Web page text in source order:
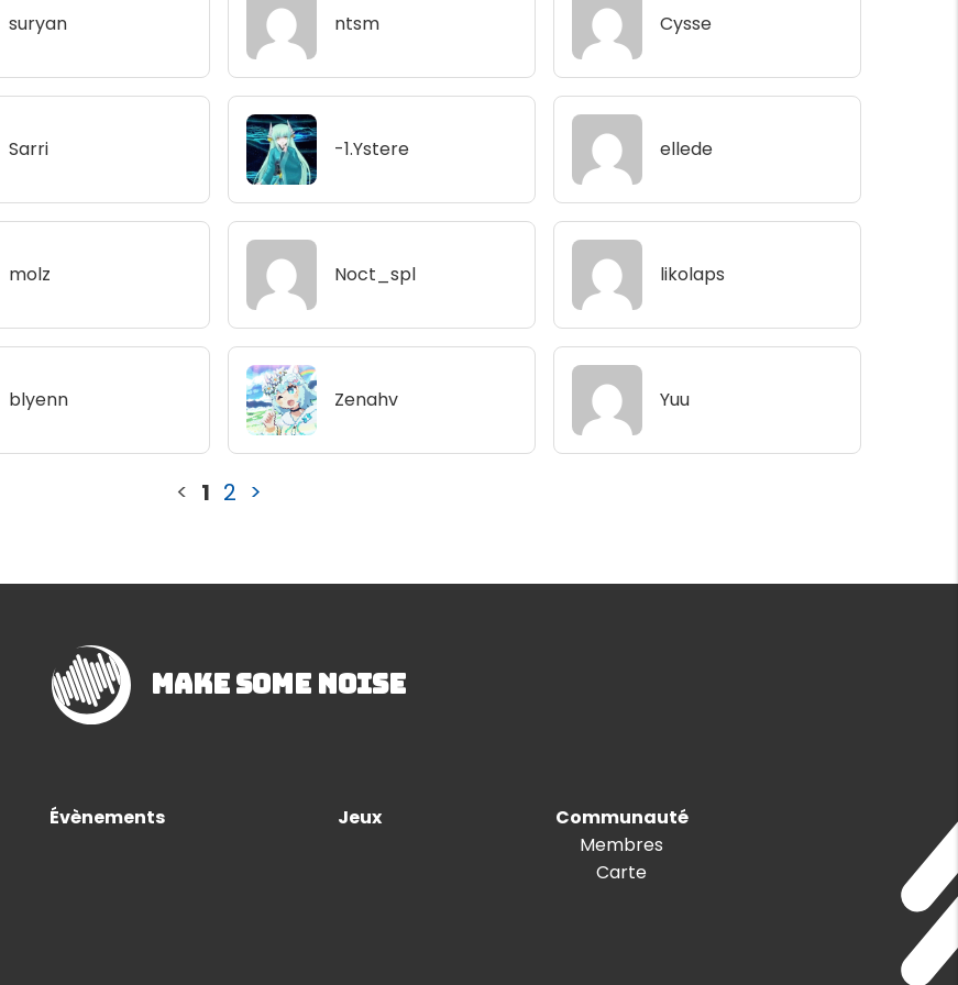
suryan ntsm Cysse
Sarri -1.Ystere ellede
molz Noct_spl likolaps
blyenn Zenahv Yuu
< 1 2 >
Make Some Noise
Évènements Jeux
Communauté
Membres
Carte